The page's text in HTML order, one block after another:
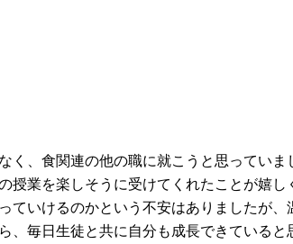
く、食関連の他の職に就こうと思っていま
授業を楽しそうに受けてくれたことが嬉し
ていけるのかという不安はありましたが、
、毎日生徒と共に自分も成長できていると